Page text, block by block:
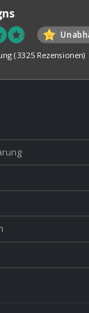
(3325 Rezensionen)